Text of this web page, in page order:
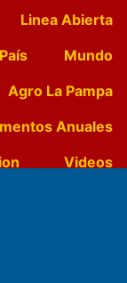
Linea Abierta
País
Mundo
Agro La Pampa
Anuales
Videos